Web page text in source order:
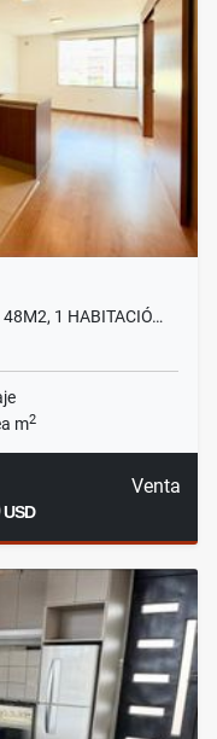
48M2, 1 HABITACIÓ…
m2
Venta
USD